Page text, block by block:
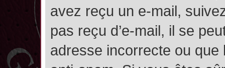
avez reçu un e-mail,
pas reçu d’e-mail, il se
adresse incorrecte ou que